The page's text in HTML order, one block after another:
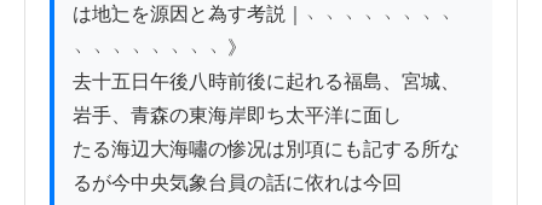
は地辷を源因と為す考説｜﹅﹅﹅﹅﹅﹅﹅﹅
﹅﹅﹅﹅﹅﹅﹅﹅》
去十五日午後八時前後に起れる福島、宮城、
岩手、青森の東海岸即ち太平洋に面し
たる海辺大海嘯の惨况は別項にも記する所な
るが今中央気象台員の話に依れは今回